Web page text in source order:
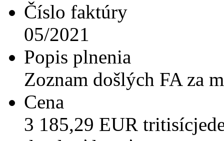
Číslo faktúry
05/2021
Popis plnenia
Zoznam došlých FA za
Cena
3 185,29 EUR